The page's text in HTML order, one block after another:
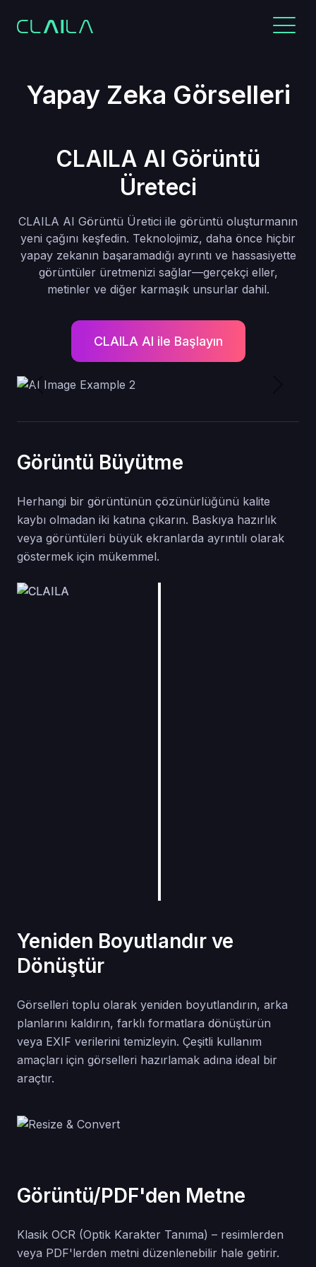
Yapay Zeka Görselleri
CLAILA AI Görüntü
Üreteci
CLAILA AI Görüntü Üretici ile görüntü oluşturmanın
yeni çağını keşfedin. Teknolojimiz, daha önce hiçbir
yapay zekanın başaramadığı ayrıntı ve hassasiyette
görüntüler üretmenizi sağlar—gerçekçi eller,
metinler ve diğer karmaşık unsurlar dahil.
CLAILA AI ile Başlayın
Previous
Görüntü Büyütme
Herhangi bir görüntünün çözünürlüğünü kalite
kaybı olmadan iki katına çıkarın. Baskıya hazırlık
veya görüntüleri büyük ekranlarda ayrıntılı olarak
göstermek için mükemmel.
Yeniden Boyutlandır ve
Dönüştür
Görselleri toplu olarak yeniden boyutlandırın, arka
planlarını kaldırın, farklı formatlara dönüştürün
veya EXIF verilerini temizleyin. Çeşitli kullanım
amaçları için görselleri hazırlamak adına ideal bir
araçtır.
Görüntü/PDF'den Metne
Klasik OCR (Optik Karakter Tanıma) – resimlerden
veya PDF'lerden metni düzenlenebilir hale getirir.